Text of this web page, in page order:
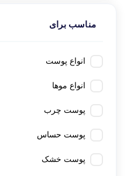
مناسب برای
انواع پوست
انواع موها
پوست چرب
پوست حساس
پوست خشک